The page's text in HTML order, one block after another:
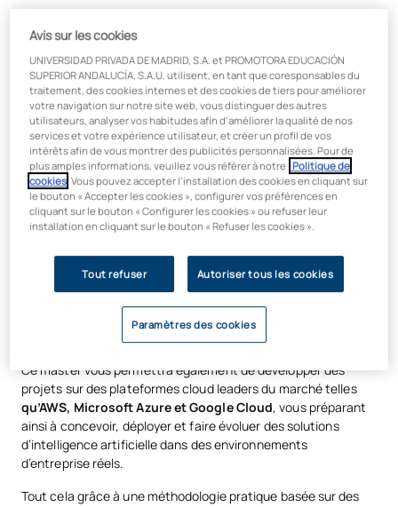
Formation pratique à distance
avec des outils de pointe
Travaillez avec la pile technologique la plus recherchée par les
entreprises et acquérez une expérience pratique avec les
outils utilisés dans de véritables projets d’intelligence
artificielle. Tout au long du programme, vous apprendrez à
développer des modèles demachine learningetde deep
learningavecPython, TensorFlow, PyTorch et Scikit-learn
en appliquant des techniques avancées d’analyse de
données, d’automatisation et d’intelligence artificielle.
De plus, vous travaillerez dans des environnements
professionnels de développement et d’expérimentation tels
de traitement et de gestion des données comme
Elasticsearch et Solr
Ce master vous permettra également de développer des
projets sur des plateformes cloud leaders du marché telles
qu’AWS, Microsoft Azure et Google Cloud, vous préparant
ainsi à concevoir, déployer et faire évoluer des solutions
d’intelligence artificielle dans des environnements
d’entreprise réels.
Tout cela grâce à une méthodologie pratique basée sur des
Avis sur les cookies
UNIVERSIDAD PRIVADA DE MADRID, S.A. et PROMOTORA EDUCACIÓN
SUPERIOR ANDALUCÍA, S.A.U. utilisent, en tant que coresponsables du
traitement, des cookies internes et des cookies de tiers pour améliorer
votre navigation sur notre site web, vous distinguer des autres
utilisateurs, analyser vos habitudes afin d’améliorer la qualité de nos
services et votre expérience utilisateur, et créer un profil de vos
intérêts afin de vous montrer des publicités personnalisées. Pour de
plus amples informations, veuillez vous référer à notre Politique de
cookies . Vous pouvez accepter l’installation des cookies en cliquant sur
le bouton « Accepter les cookies », configurer vos préférences en
cliquant sur le bouton « Configurer les cookies » ou refuser leur
installation en cliquant sur le bouton « Refuser les cookies ».
Tout refuser Autoriser tous les cookies
Paramètres des cookies